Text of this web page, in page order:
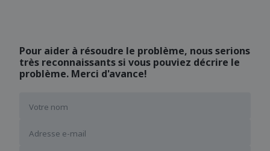
Pour aider à résoudre le problème, nous serions
très reconnaissants si vous pouviez décrire le
problème. Merci d'avance!